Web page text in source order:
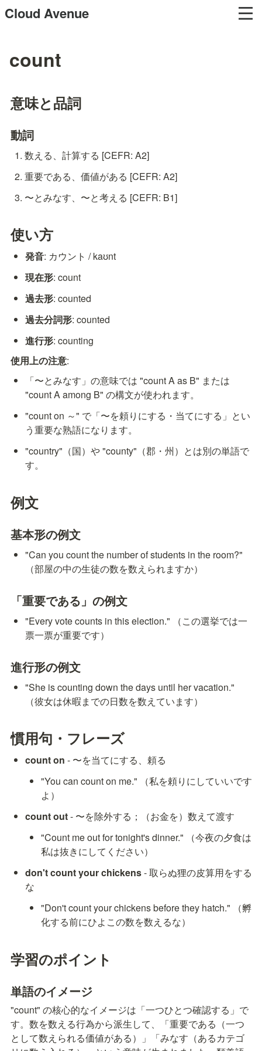
Cloud Avenue
count
意味と品詞
動詞
数える、計算する [CEFR: A2]
重要である、価値がある [CEFR: A2]
〜とみなす、〜と考える [CEFR: B1]
使い方
発音: カウント / kaʊnt
現在形: count
過去形: counted
過去分詞形: counted
進行形: counting
使用上の注意:
「〜とみなす」の意味では "count A as B" または
"count A among B" の構文が使われます。
"count on ～" で「〜を頼りにする・当てにする」とい
う重要な熟語になります。
"country"（国）や "county"（郡・州）とは別の単語で
す。
例文
基本形の例文
"Can you count the number of students in the room?"
（部屋の中の生徒の数を数えられますか）
「重要である」の例文
"Every vote counts in this election." （この選挙では一
票一票が重要です）
進行形の例文
"She is counting down the days until her vacation."
（彼女は休暇までの日数を数えています）
慣用句・フレーズ
count on - 〜を当てにする、頼る
"You can count on me." （私を頼りにしていいです
よ）
count out - 〜を除外する；（お金を）数えて渡す
"Count me out for tonight's dinner." （今夜の夕食は
私は抜きにしてください）
don't count your chickens - 取らぬ狸の皮算用をする
な
"Don't count your chickens before they hatch." （孵
化する前にひよこの数を数えるな）
学習のポイント
単語のイメージ
"count" の核心的なイメージは「一つひとつ確認する」で
す。数を数える行為から派生して、「重要である（一つ
として数えられる価値がある）」「みなす（あるカテゴ